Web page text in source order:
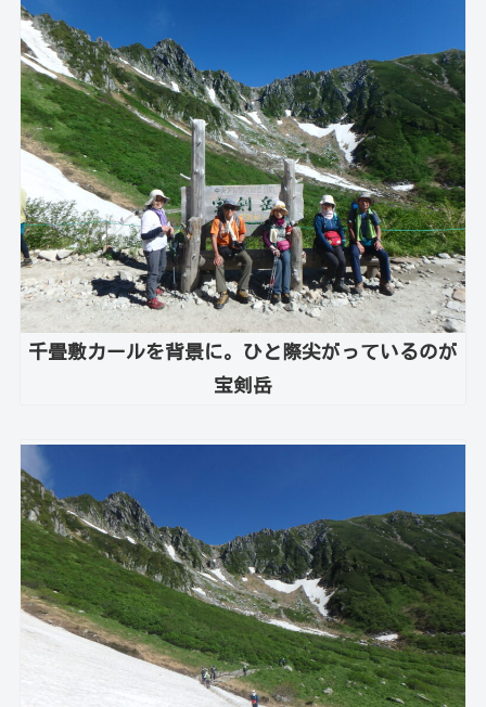
千畳敷カールを背景に。ひと際尖がっているのが
宝剣岳